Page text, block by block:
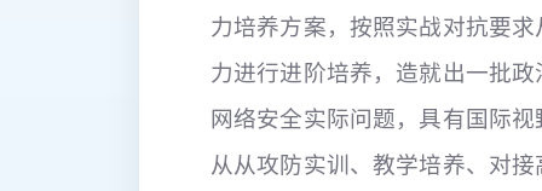
力培养方案，按照实战对抗要
力进行进阶培养，造就出一批
网络安全实际问题，具有国际
从从攻防实训、教学培养、对